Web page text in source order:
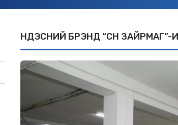
ҮНДЭСНИЙ БРЭНД “СҮҮН